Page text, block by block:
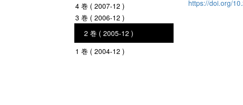
4 巻 ( 2007-12 )
3 巻 ( 2006-12 )
2 巻 ( 2005-12 )
1 巻 ( 2004-12 )
https://doi.org/